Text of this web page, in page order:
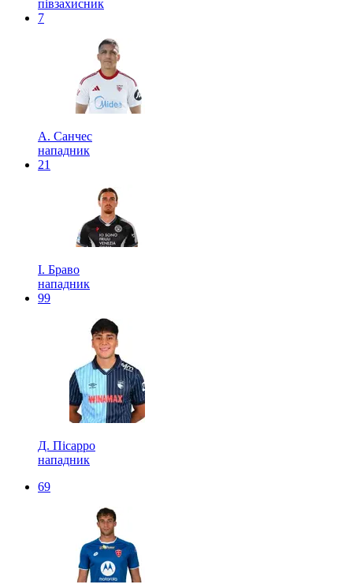
півзахисник
7
А. Санчес
нападник
21
І. Браво
нападник
99
Д. Пісарро
нападник
69